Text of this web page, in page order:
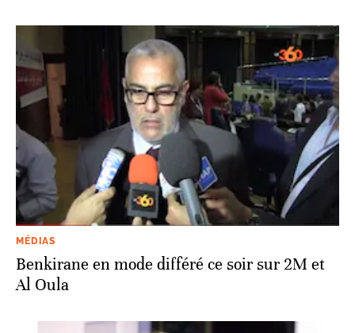
MÉDIAS
Benkirane en mode différé ce soir sur 2M et
Al Oula